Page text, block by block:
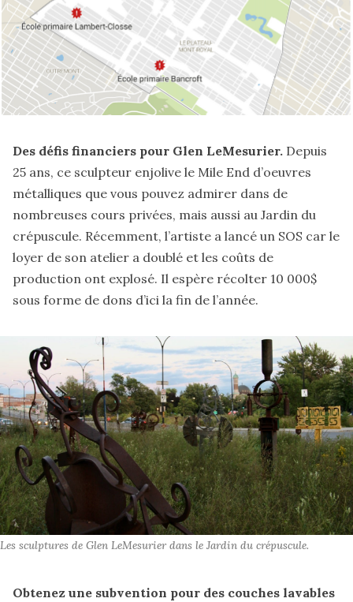
Des défis financiers pour Glen LeMesurier. Depuis
25 ans, ce sculpteur enjolive le Mile End d’oeuvres
métalliques que vous pouvez admirer dans de
nombreuses cours privées, mais aussi au Jardin du
crépuscule. Récemment, l’artiste a lancé un SOS car le
loyer de son atelier a doublé et les coûts de
production ont explosé. Il espère récolter 10 000$
sous forme de dons d’ici la fin de l’année.
Les sculptures de Glen LeMesurier dans le Jardin du crépuscule.
Obtenez une subvention pour des couches lavables